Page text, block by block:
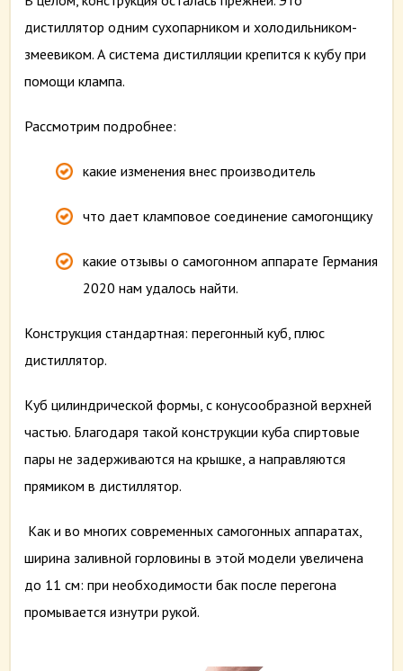
дистиллятор одним сухопарником и холодильником-
змеевиком. А система дистилляции крепится к кубу при
помощи клампа.
Рассмотрим подробнее:
какие изменения внес производитель
что дает кламповое соединение самогонщику
какие отзывы о самогонном аппарате Германия
2020 нам удалось найти.
Конструкция стандартная: перегонный куб, плюс
дистиллятор.
Куб цилиндрической формы, с конусообразной верхней
частью. Благодаря такой конструкции куба спиртовые
пары не задерживаются на крышке, а направляются
прямиком в дистиллятор.
Как и во многих современных самогонных аппаратах,
ширина заливной горловины в этой модели увеличена
до 11 см: при необходимости бак после перегона
промывается изнутри рукой.